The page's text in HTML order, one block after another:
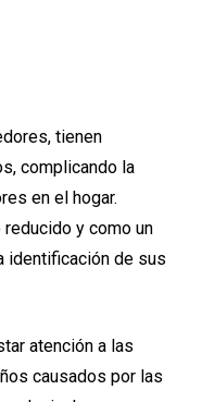
tienen
complicando la
en el hogar.
y como un
identificación de sus
atención a las
causados por las